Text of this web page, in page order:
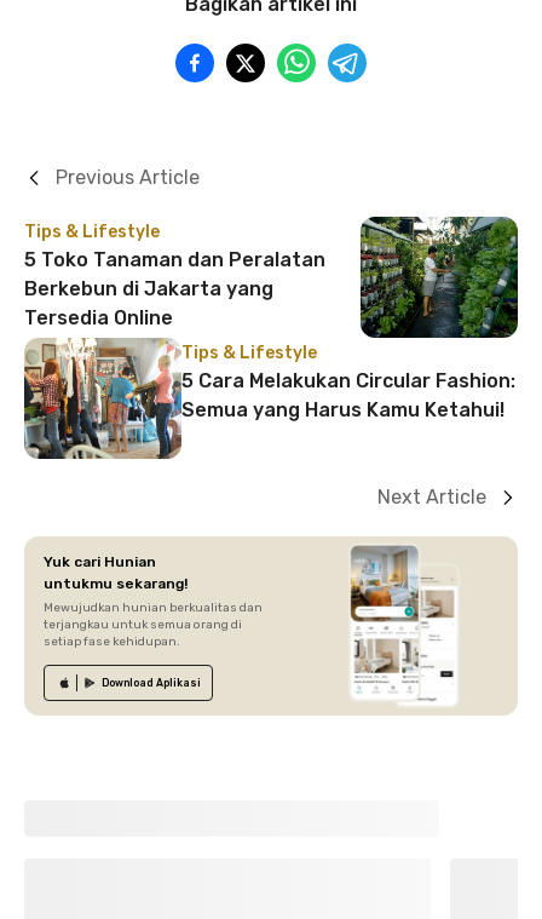
Tips & Lifestyle
5 Toko Tanaman dan Peralatan
Berkebun di Jakarta yang
Tersedia Online
Previous Article
Tips & Lifestyle
5 Cara Melakukan Circular Fashion:
Semua yang Harus Kamu Ketahui!
Next Article
Yuk cari Hunian
untukmu sekarang!
Mewujudkan hunian berkualitas dan
terjangkau untuk semua orang di
setiap fase kehidupan.
Download Aplikasi